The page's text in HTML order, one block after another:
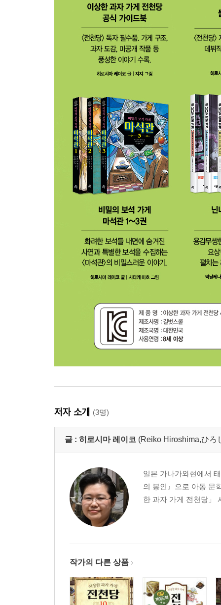
저자 소개 (3명)
글 : 히로시마 레이코 (Reiko Hiroshima,ひろ
일본 가나가와현에서
의 봉인』으로 아동 문
한 과자 가게 전천당」
작가의 다른 상품